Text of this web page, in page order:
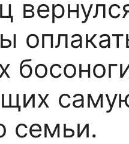
семьи.